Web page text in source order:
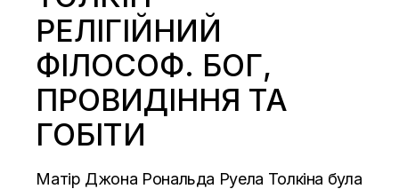
РЕЛІГІЙНИЙ
ФІЛОСОФ. БОГ,
ПРОВИДІННЯ ТА
ГОБІТИ
Матір Джона Рональда Руела Толкіна була